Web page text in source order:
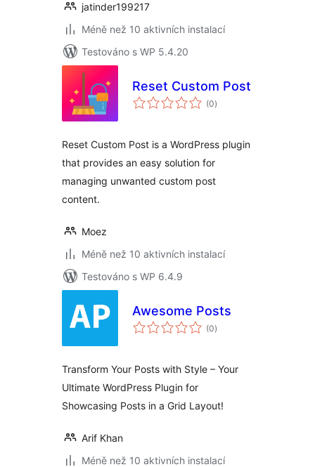
jatinder199217
Méně než 10 aktivních instalací
Testováno s WP 5.4.20
Reset Custom Post
(0celkové
hodnocení
)
Reset Custom Post is a WordPress plugin
that provides an easy solution for
managing unwanted custom post
content.
Moez
Méně než 10 aktivních instalací
Testováno s WP 6.4.9
Awesome Posts
(0celkové
hodnocení
)
Transform Your Posts with Style – Your
Ultimate WordPress Plugin for
Showcasing Posts in a Grid Layout!
Arif Khan
Méně než 10 aktivních instalací